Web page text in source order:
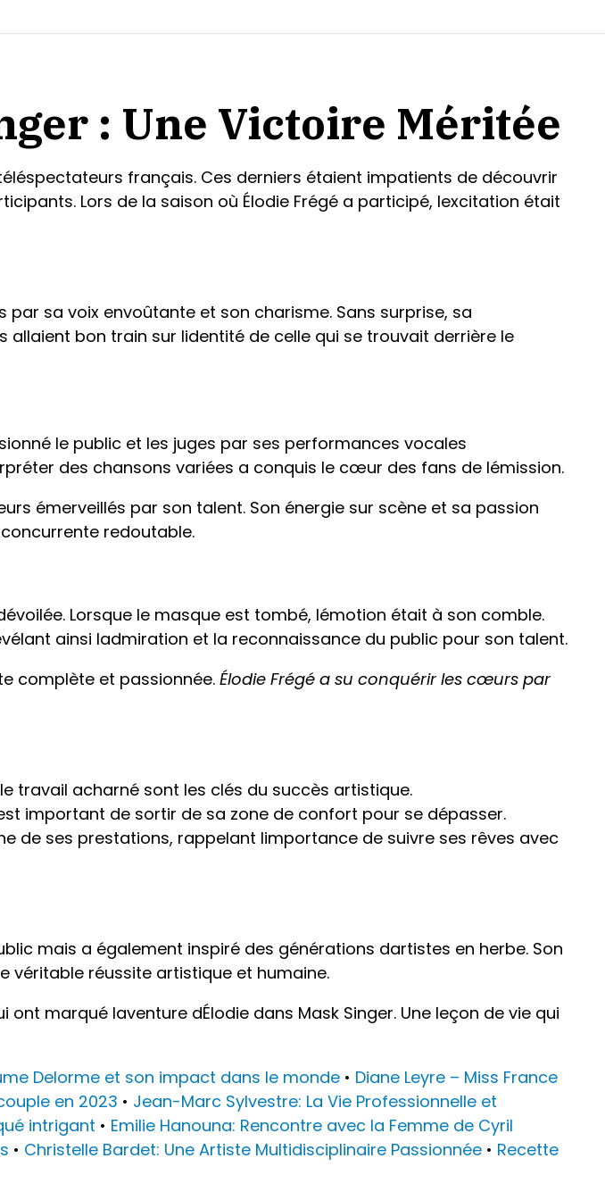
: Une Victoire Méritée
français. Ces derniers étaient impatients de découvrir
Lors de la saison où Élodie Frégé a participé, lexcitation était
sa voix envoûtante et son charisme. Sans surprise, sa
bon train sur lidentité de celle qui se trouvait derrière le
le public et les juges par ses performances vocales
des chansons variées a conquis le cœur des fans de lémission.
émerveillés par son talent. Son énergie sur scène et sa passion
redoutable.
Lorsque le masque est tombé, lémotion était à son comble.
ainsi ladmiration et la reconnaissance du public pour son talent.
complète et passionnée. Élodie Frégé a su conquérir les cœurs par
travail acharné sont les clés du succès artistique.
important de sortir de sa zone de confort pour se dépasser.
de ses prestations, rappelant limportance de suivre ses rêves avec
mais a également inspiré des générations dartistes en herbe. Son
véritable réussite artistique et humaine.
marqué laventure dÉlodie dans Mask Singer. Une leçon de vie qui
Delorme et son impact dans le monde • Diane Leyre – Miss France
en 2023 • Jean-Marc Sylvestre: La Vie Professionnelle et
intrigant • Emilie Hanouna: Rencontre avec la Femme de Cyril
• Christelle Bardet: Une Artiste Multidisciplinaire Passionnée • Recette